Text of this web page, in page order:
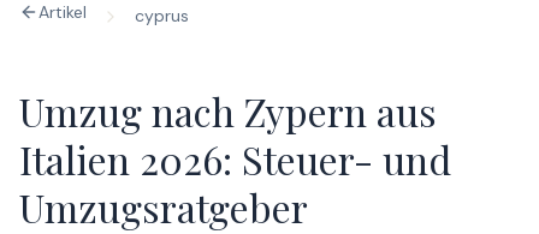
Artikel cyprus
Umzug nach Zypern aus
Italien 2026: Steuer- und
Umzugsratgeber